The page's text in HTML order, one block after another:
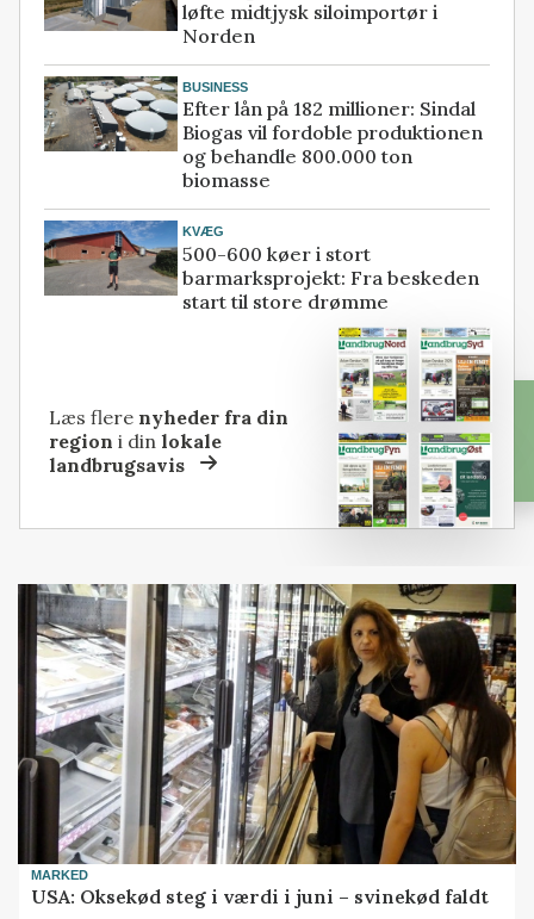
løfte midtjysk siloimportør i
Norden
BUSINESS
Efter lån på 182 millioner: Sindal
Biogas vil fordoble produktionen
og behandle 800.000 ton
biomasse
KVÆG
500-600 køer i stort
barmarksprojekt: Fra beskeden
start til store drømme
Læs flere nyheder fra din
region i dinlokale
landbrugsavis
MARKED
USA: Oksekød steg i værdi i juni – svinekød faldt